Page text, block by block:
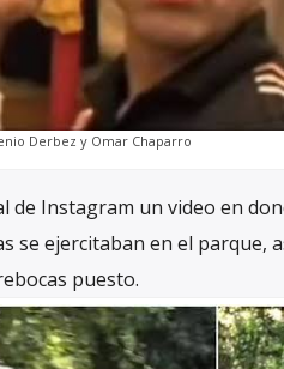
Derbez y Omar Chaparro
de Instagram un video en
se ejercitaban en el parque,
puesto.